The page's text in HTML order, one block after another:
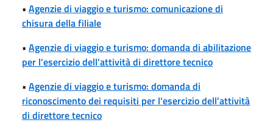
• Agenzie di viaggio e turismo: comunicazione di
chisura della filiale
• Agenzie di viaggio e turismo: domanda di abilitazione
per l'esercizio dell'attività di direttore tecnico
• Agenzie di viaggio e turismo: domanda di
riconoscimento dei requisiti per l'esercizio dell'attività
di direttore tecnico